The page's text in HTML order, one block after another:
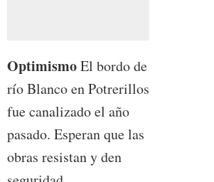
OptimismoEl bordo de
río Blanco en Potrerillos
fue canalizado el año
pasado. Esperan que las
obras resistan y den